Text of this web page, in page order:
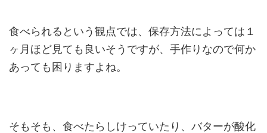
食べられるという観点では、保存方法によっては１
ヶ月ほど見ても良いそうですが、手作りなので何か
あっても困りますよね。
そもそも、食べたらしけっていたり、バターが酸化